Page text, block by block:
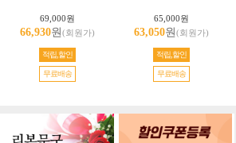
69,000원
66,930원(회원가)
적립,할인
무료배송
65,000원
63,050원(회원가)
적립,할인
무료배송